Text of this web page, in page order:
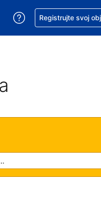
Vaša trenutna valuta
jezik. Vaš trenutni
Zatražite pomoć u
Registrujte svoj